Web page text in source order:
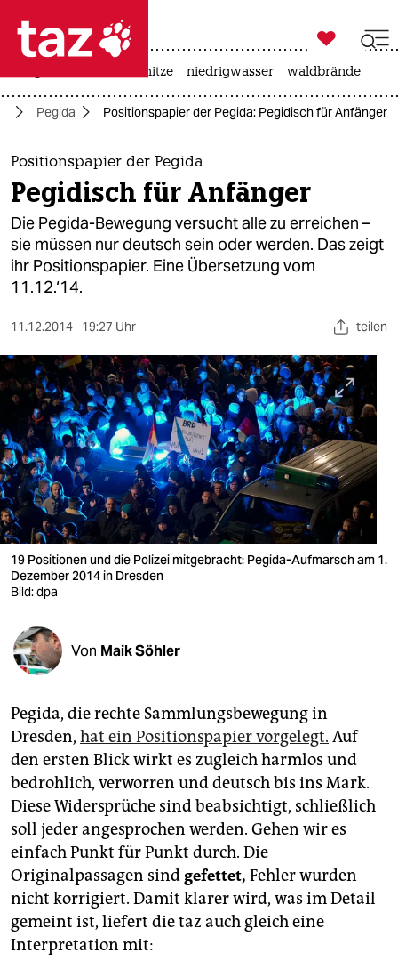
 taz zahl ich
taz zahl ich
themen
politik
öko
gesellschaft
kultur
sport
berlin
nord
wahrheit
verlag
verlag
veranstaltungen
shop
fragen & hilfe
abo
genossenschaft
epaper login

taz zahl ich
hitze niedrigwasser waldbrände
Pegida Positionspapier der Pegida: Pegidisch für Anfänger
Positionspapier der Pegida
Pegidisch für Anfänger
Die Pegida-Bewegung versucht alle zu erreichen –
sie müssen nur deutsch sein oder werden. Das zeigt
ihr Positionspapier. Eine Übersetzung vom
11.12.‘14.
11.12.2014 19:27 Uhr teilen
19 Positionen und die Polizei mitgebracht: Pegida-Aufmarsch am 1.
Dezember 2014 in Dresden
Bild: dpa
Von Maik Söhler
Pegida, die rechte Sammlungsbewegung in
Dresden, hat ein Positionspapier vorgelegt. Auf
den ersten Blick wirkt es zugleich harmlos und
bedrohlich, verworren und deutsch bis ins Mark.
Diese Widersprüche sind beabsichtigt, schließlich
soll jeder angesprochen werden. Gehen wir es
einfach Punkt für Punkt durch. Die
Originalpassagen sindgefettet, Fehler wurden
nicht korrigiert. Damit klarer wird, was im Detail
gemeint ist, liefert die taz auch gleich eine
Interpretation mit: